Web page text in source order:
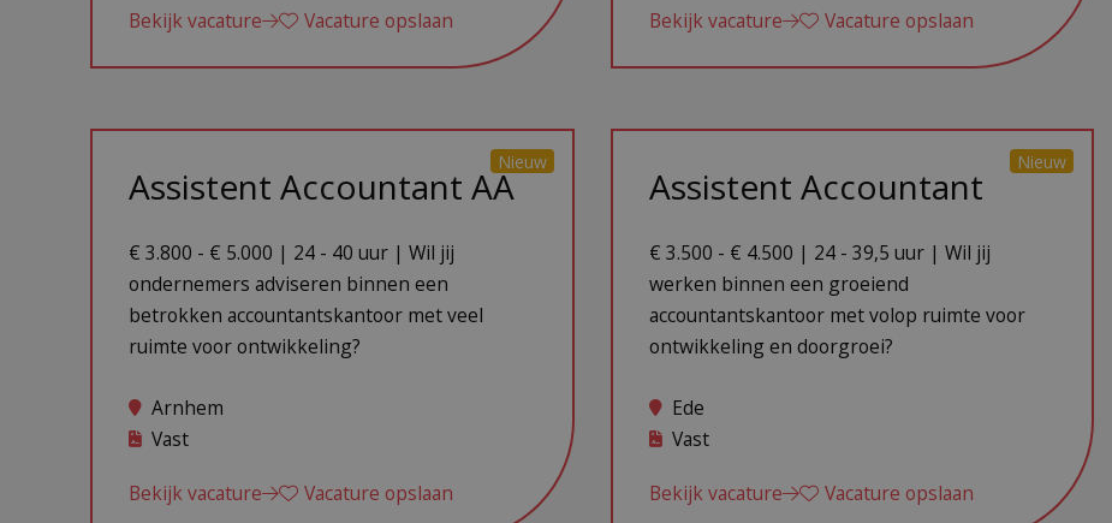
Bekijk vacature Vacature opslaan Bekijk vacature Vacature opslaan
Assistent Accountant AA
Nieuw
€ 3.800 - € 5.000 | 24 - 40 uur | Wil jij
ondernemers adviseren binnen een
betrokken accountantskantoor met veel
ruimte voor ontwikkeling?
Arnhem
Vast
Bekijk vacature Vacature opslaan
Assistent Accountant
Nieuw
€ 3.500 - € 4.500 | 24 - 39,5 uur | Wil jij
werken binnen een groeiend
accountantskantoor met volop ruimte voor
ontwikkeling en doorgroei?
Ede
Vast
Bekijk vacature Vacature opslaan